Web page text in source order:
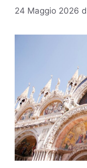
24 Maggio 2026